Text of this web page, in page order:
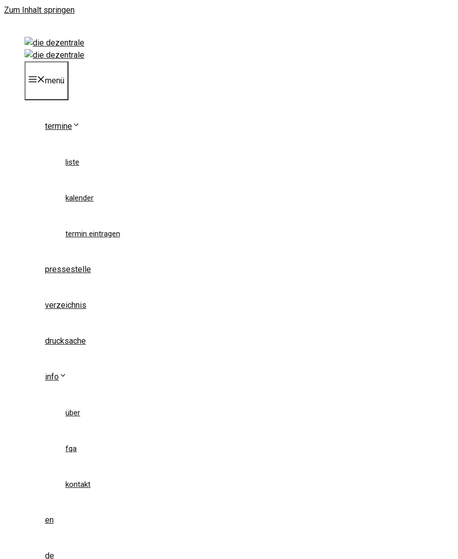
Zum Inhalt springen
menü
termine
liste
kalender
termin eintragen
pressestelle
verzeichnis
drucksache
info
über
fqa
kontakt
en
de